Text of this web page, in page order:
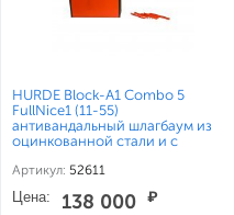
HURDE Block-A1 Combo 5
FullNice1 (11-55)
антивандальный шлагбаум из
оцинкованной стали и с
электромеханическим
приводом для перекрытия
проезда до 4 метров
Артикул: 52611
Цена: 138 000 ₽